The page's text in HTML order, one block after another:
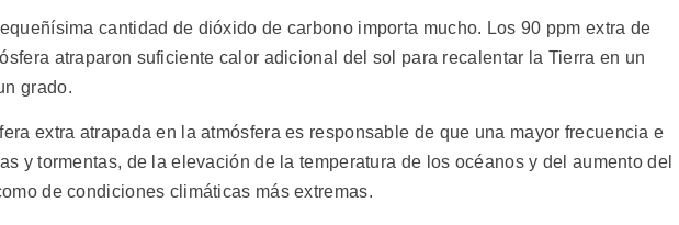
cantidad de dióxido de carbono importa mucho. Los 90 ppm extra de
atraparon suficiente calor adicional del sol para recalentar la Tierra en un
grado.
extra atrapada en la atmósfera es responsable de que una mayor frecuencia e
y tormentas, de la elevación de la temperatura de los océanos y del aumento del
de condiciones climáticas más extremas.